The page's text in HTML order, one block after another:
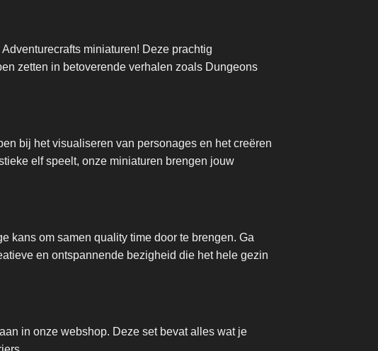
miniaturen! Deze prachtig
zetten in betoverende verhalen zoals Dungeons
bij het visualiseren van personages en het creëren
elf speelt, onze miniaturen brengen jouw
kans om samen quality time door te brengen. Ga
en ontspannende bezigheid die het hele gezin
in onze webshop. Deze set bevat alles wat je